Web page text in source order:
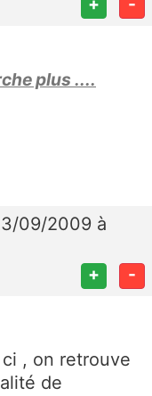
plus ....
09/2009 à
+ -
, on retrouve
de